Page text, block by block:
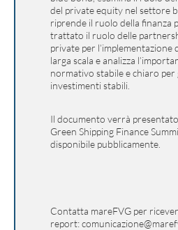
del private equity nel settore
riprende il ruolo della finanza
trattato il ruolo delle
private per l’implementazione
larga scala e analizza
normativo stabile e chiaro
investimenti stabili.
Il documento verrà
Green Shipping Finance
disponibile pubblicamente.
Contatta mareFVG per
report: